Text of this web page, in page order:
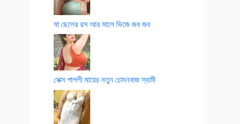
মা ছেলের রস আর মালে ভিজে জব জব
সেক্স পাগলী মায়ের নতুন চোদনবাজ স্বামী